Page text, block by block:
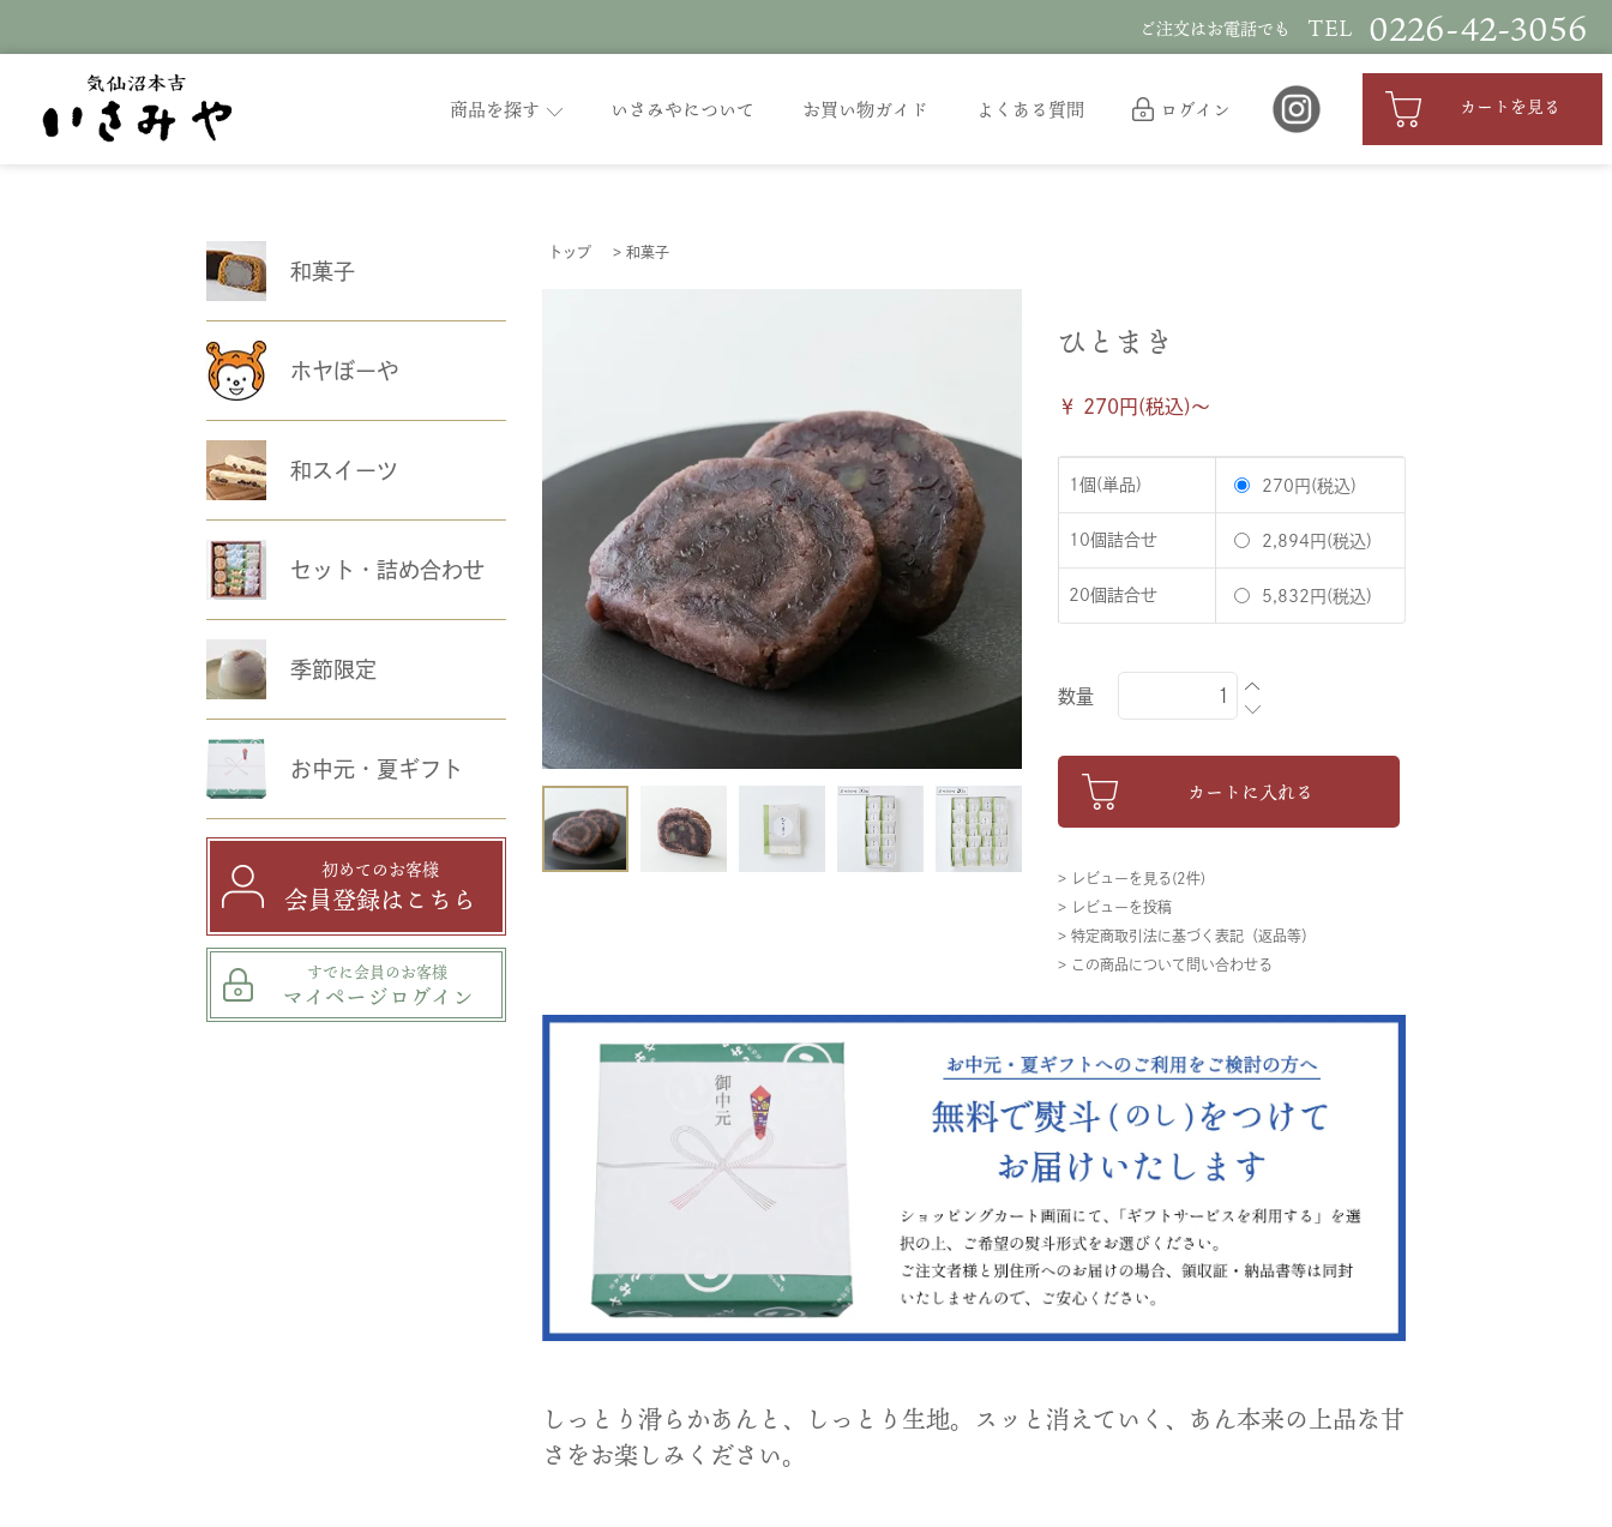
ご注文はお電話でも TEL 0226-42-3056
商品を探す いさみやについて お買い物ガイド よくある質問 ログイン カートを見る
和菓子
ホヤぼーや
和スイーツ
セット・詰め合わせ
季節限定
お中元・夏ギフト
初めてのお客様
会員登録はこちら
すでに会員のお客様
マイページログイン
トップ > 和菓子
ひとまき
￥ 270円(税込)〜
1個(単品) 270円(税込)
10個詰合せ 2,894円(税込)
20個詰合せ 5,832円(税込)
数量
カートに入れる
> レビューを見る(2件)
> レビューを投稿
> 特定商取引法に基づく表記（返品等）
> この商品について問い合わせる
しっとり滑らかあんと、しっとり生地。スッと消えていく、あん本来の上品な甘
さをお楽しみください。